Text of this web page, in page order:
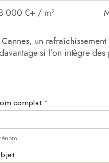
000 €+ / m²
un
si l’on intègre